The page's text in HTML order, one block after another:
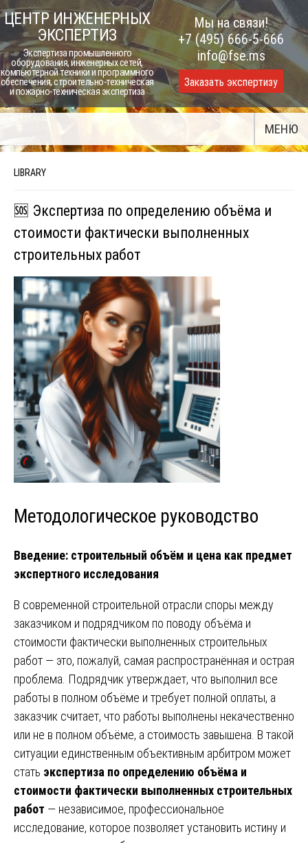
Skip
to
content
ЦЕНТР ИНЖЕНЕРНЫХ
ЭКСПЕРТИЗ
Экспертиза промышленного
оборудования, инженерных сетей,
компьютерной техники и программного
обеспечения, строительно-техническая
и пожарно-техническая экспертиза
Мы на связи!
+7 (495) 666-5-666
info@fse.ms
Заказать экспертизу
МЕНЮ
LIBRARY
🆘 Экспертиза по определению объёма и
стоимости фактически выполненных
строительных работ
Методологическое руководство
Введение: строительный объём и цена как предмет
экспертного исследования
В современной строительной отрасли споры между
заказчиком и подрядчиком по поводу объёма и
стоимости фактически выполненных строительных
работ — это, пожалуй, самая распространённая и острая
проблема. Подрядчик утверждает, что выполнил все
работы в полном объёме и требует полной оплаты, а
заказчик считает, что работы выполнены некачественно
или не в полном объёме, а стоимость завышена. В такой
ситуации единственным объективным арбитром может
стать экспертиза по определению объёма и
стоимости фактически выполненных строительных
работ — независимое, профессиональное
исследование, которое позволяет установить истину и